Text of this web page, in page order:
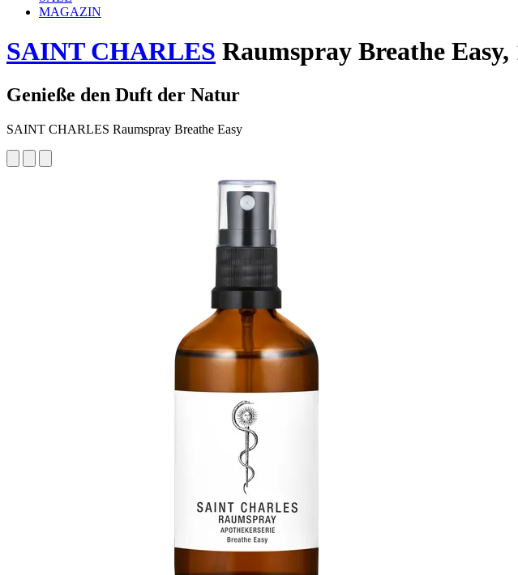
MAGAZIN
SAINT CHARLES Raumspray Breathe Easy,
Genieße den Duft der Natur
SAINT CHARLES Raumspray Breathe Easy